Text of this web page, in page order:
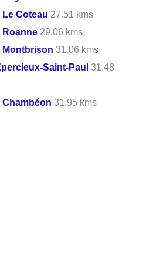
Le Coteau 27.51 kms
Roanne 29.06 kms
Montbrison 31.06 kms
Saint-Paul 31.48
Chambéon 31.95 kms